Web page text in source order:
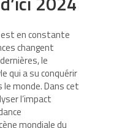
est en constante
changent
le
qui a su conquérir
le monde. Dans cet
l’impact
mondiale du